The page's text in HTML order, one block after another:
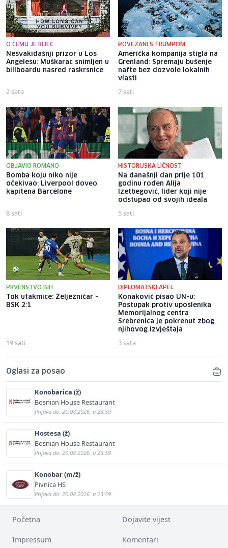
O ČEMU JE RIJEČ
Nesvakidašnji prizor u Los
Angelesu: Muškarac snimljen u
billboardu nasred raskrsnice
2 sata
POVEZANI S TRUMPOM
Američka kompanija stigla na
Grenland: Spremaju bušenje
nafte bez dozvole lokalnih
vlasti
7 sati
OBJAVIO ROMANO
Bomba koju niko nije
očekivao: Liverpool doveo
kapitena Barcelone
8 sati
HISTORIJSKA LIČNOST
Na današnji dan prije 101
godinu rođen Alija
Izetbegović, lider koji nije
odstupao od svojih ideala
5 sati
PRVENSTVO BIH
Tok utakmice: Željezničar -
BSK 2:1
19 sati
DIPLOMATSKI APEL
Konaković pisao UN-u:
Postupak protiv uposlenika
Memorijalnog centra
Srebrenica je pokrenut zbog
njihovog izvještaja
3 sata
Oglasi za posao
Konobarica (ž)
Bosnian House Restaurant
Prijava do: 20.08.2026. u 23:59
Hostesa (ž)
Bosnian House Restaurant
Prijava do: 20.08.2026. u 23:59
Konobar (m/ž)
Pivnica HS
Prijava do: 20.08.2026. u 23:59
Početna Dojavite vijest
Impressum Komentari